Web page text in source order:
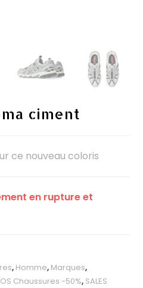
ciment
ce nouveau coloris
en rupture et
, Homme, Marques,
Chaussures -50%, SALES